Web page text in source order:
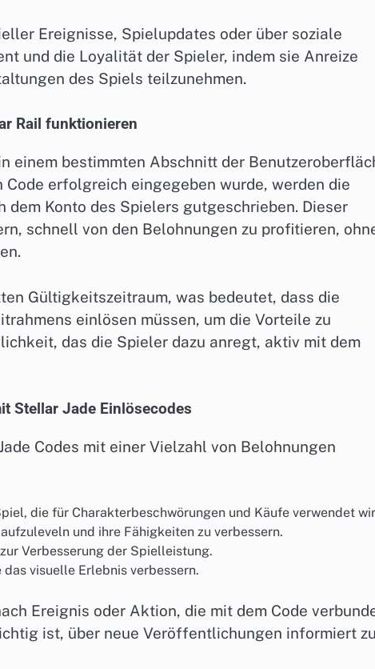
Ereignisse, Spielupdates oder über soziale
und die Loyalität der Spieler, indem sie Anreize
des Spiels teilzunehmen.
Rail funktionieren
einem bestimmten Abschnitt der
erfolgreich eingegeben wurde, werden die
Konto des Spielers gutgeschrieben. Dieser
schnell von den Belohnungen zu profitieren,
Gültigkeitszeitraum, was bedeutet, dass die
einlösen müssen, um die Vorteile zu
das die Spieler dazu anregt, aktiv mit dem
Stellar Jade Einlösecodes
Codes mit einer Vielzahl von Belohnungen
die für Charakterbeschwörungen und Käufe verwendet
und ihre Fähigkeiten zu verbessern.
Verbesserung der Spielleistung.
visuelle Erlebnis verbessern.
Ereignis oder Aktion, die mit dem Code
ist, über neue Veröffentlichungen informiert